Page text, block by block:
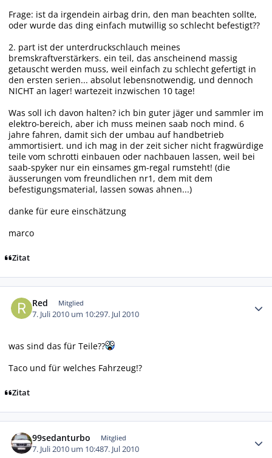
Frage: ist da irgendein airbag drin, den man beachten sollte,
oder wurde das ding einfach mutwillig so schlecht befestigt??
2. part ist der unterdruckschlauch meines
bremskraftverstärkers. ein teil, das anscheinend massig
getauscht werden muss, weil einfach zu schlecht gefertigt in
den ersten serien... absolut lebensnotwendig, und dennoch
NICHT an lager! wartezeit inzwischen 10 tage!
Was soll ich davon halten? ich bin guter jäger und sammler im
elektro-bereich, aber ich muss meinen saab noch mind. 6
jahre fahren, damit sich der umbau auf handbetrieb
ammortisiert. und ich mag in der zeit sicher nicht fragwürdige
teile vom schrotti einbauen oder nachbauen lassen, weil bei
saab-spyker nur ein einsames gm-regal rumsteht! (die
äusserungen vom freundlichen nr1, dem mit dem
befestigungsmaterial, lassen sowas ahnen...)
danke für eure einschätzung
marco
Zitat
Red Mitglied
7. Juli 2010 um 10:297. Jul 2010
was sind das für Teile??
Taco und für welches Fahrzeug!?
Zitat
99sedanturbo Mitglied
7. Juli 2010 um 10:487. Jul 2010